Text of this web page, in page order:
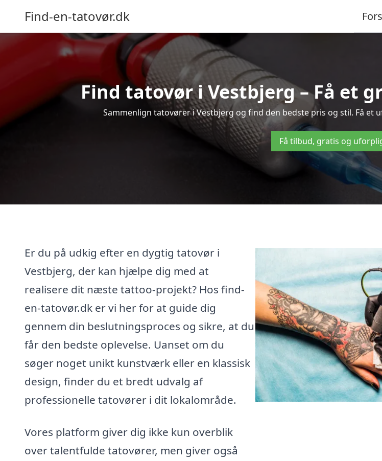
Find-en-tatovør.dk
Find tatovør i Vestbjerg – Få et
Sammenlign tatovører i Vestbjerg og find den bedste pris og stil. Få
Få tilbud, gratis og
Er du på udkig efter en dygtig tatovør i
Vestbjerg, der kan hjælpe dig med at
realisere dit næste tattoo-projekt? Hos find-
en-tatovør.dk er vi her for at guide dig
gennem din beslutningsproces og sikre, at du
får den bedste oplevelse. Uanset om du
søger noget unikt kunstværk eller en klassisk
design, finder du et bredt udvalg af
professionelle tatovører i dit lokalområde.
Vores platform giver dig ikke kun overblik
over talentfulde tatovører, men giver også